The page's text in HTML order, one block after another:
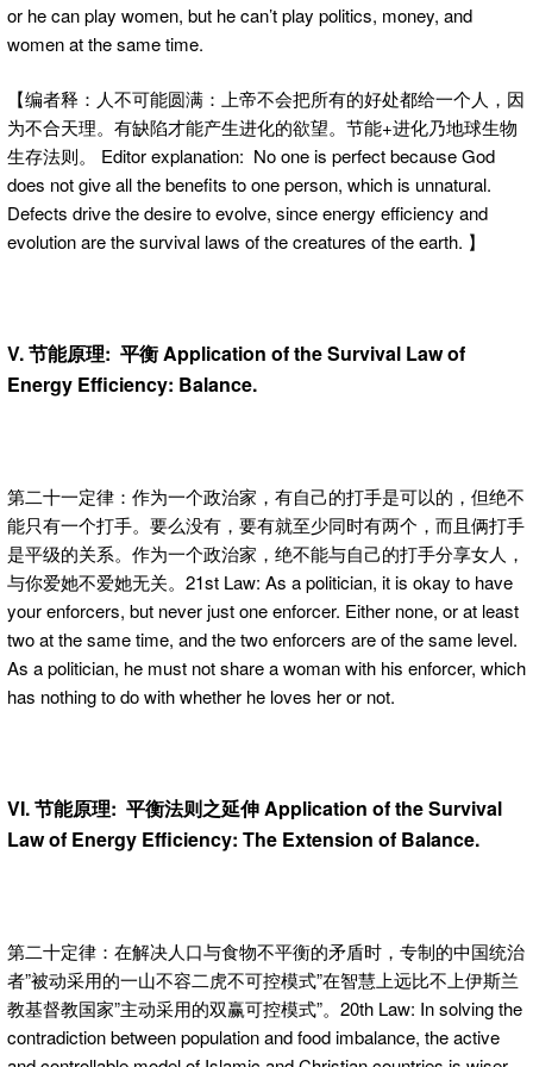
or he can play women, but he can’t play politics, money, and
women at the same time.
【编者释：人不可能圆满：上帝不会把所有的好处都给一个人，因
为不合天理。有缺陷才能产生进化的欲望。节能+进化乃地球生物
生存法则。 Editor explanation: No one is perfect because God
does not give all the benefits to one person, which is unnatural.
Defects drive the desire to evolve, since energy efficiency and
evolution are the survival laws of the creatures of the earth. 】
V. 节能原理: 平衡 Application of the Survival Law of
Energy Efficiency: Balance.
第二十一定律：作为一个政治家，有自己的打手是可以的，但绝不
能只有一个打手。要么没有，要有就至少同时有两个，而且俩打手
是平级的关系。作为一个政治家，绝不能与自己的打手分享女人，
与你爱她不爱她无关。21st Law: As a politician, it is okay to have
your enforcers, but never just one enforcer. Either none, or at least
two at the same time, and the two enforcers are of the same level.
As a politician, he must not share a woman with his enforcer, which
has nothing to do with whether he loves her or not.
VI. 节能原理: 平衡法则之延伸 Application of the Survival
Law of Energy Efficiency: The Extension of Balance.
第二十定律：在解决人口与食物不平衡的矛盾时，专制的中国统治
者”被动采用的一山不容二虎不可控模式”在智慧上远比不上伊斯兰
教基督教国家”主动采用的双赢可控模式”。20th Law: In solving the
contradiction between population and food imbalance, the active